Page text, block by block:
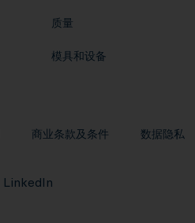
质量
模具和设备
商业条款及条件 数据隐私
LinkedIn